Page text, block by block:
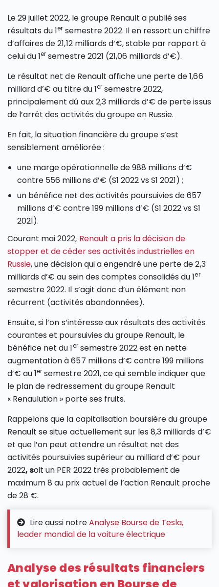
Le 29 juillet 2022, le groupe Renault a publié ses
résultats du 1er semestre 2022. Il en ressort un chiffre
d’affaires de 21,12 milliards d’€, stable par rapport à
celui du 1er semestre 2021 (21,06 milliards d’€).
Le résultat net de Renault affiche une perte de 1,66
milliard d’€ au titre du 1ersemestre 2022,
principalement dû aux 2,3 milliards d’€ de perte issus
de l’arrêt des activités du groupe en Russie.
En fait, la situation financière du groupe s’est
sensiblement améliorée :
une marge opérationnelle de 988 millions d’€
contre 556 millions d’€ (S1 2022 vs S1 2021) ;
un bénéfice net des activités poursuivies de 657
millions d’€ contre 199 millions d’€ (S1 2022 vs S1
2021).
Courant mai 2022, Renault a pris la décision de
stopper et de céder ses activités industrielles en
Russie, une décision qui a engendré une perte de 2,3
milliards d’€ au sein des comptes consolidés du 1er
semestre 2022. Il s’agit donc d’un élément non
récurrent (activités abandonnées).
Ensuite, si l’on s’intéresse aux résultats des activités
courantes et poursuivies du groupe Renault, le
bénéfice net du 1ersemestre 2022 est en nette
augmentation à 657 millions d’€ contre 199 millions
d’€ au 1er semestre 2021, ce qui semble indiquer que
le plan de redressement du groupe Renault
« Renaulution » porte ses fruits.
Rappelons que la capitalisation boursière du groupe
Renault se situe actuellement sur les 8,3 milliards d’€
et que l’on peut attendre un résultat net des
activités poursuivies supérieur au milliard d’€ pour
2022, soit un PER 2022 très probablement de
maximum 8 au prix actuel de l’action Renault proche
de 28 €.
Lire aussi notreAnalyse Bourse de Tesla,
leader mondial de la voiture électrique
Analyse des résultats financiers